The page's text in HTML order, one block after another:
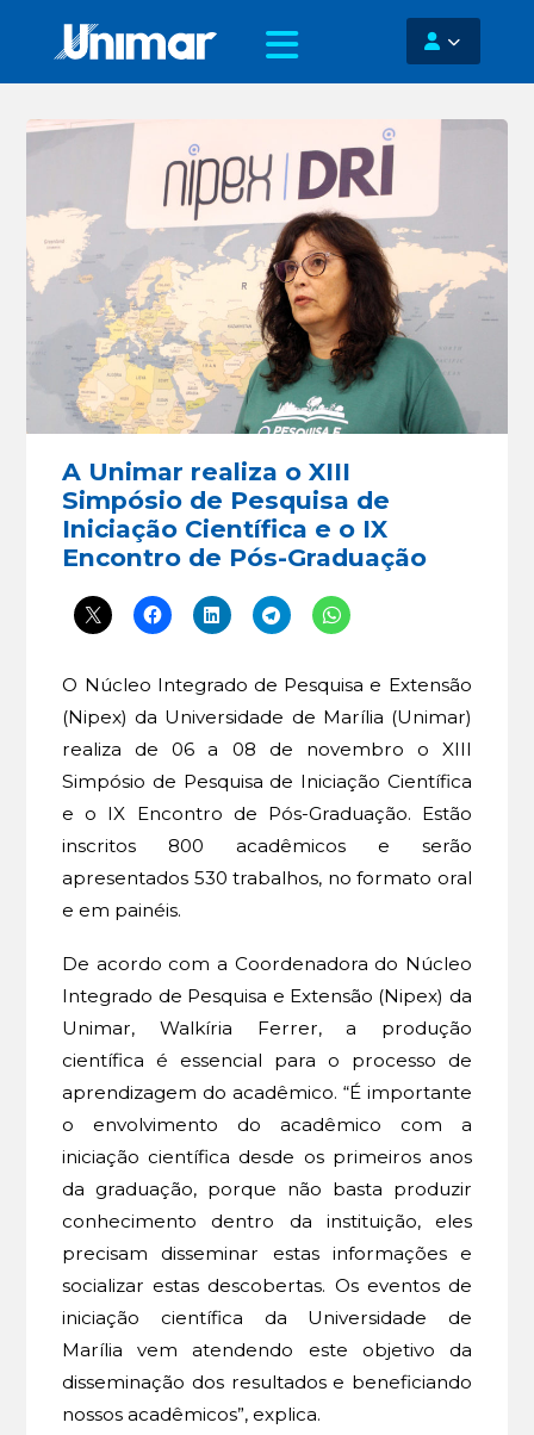
A Unimar realiza o XIII
Simpósio de Pesquisa de
Iniciação Científica e o IX
Encontro de Pós-Graduação
O Núcleo Integrado de Pesquisa e Extensão
(Nipex) da Universidade de Marília (Unimar)
realiza de 06 a 08 de novembro o XIII
Simpósio de Pesquisa de Iniciação Científica
e o IX Encontro de Pós-Graduação. Estão
inscritos 800 acadêmicos e serão
apresentados 530 trabalhos, no formato oral
e em painéis.
De acordo com a Coordenadora do Núcleo
Integrado de Pesquisa e Extensão (Nipex) da
Unimar, Walkíria Ferrer, a produção
científica é essencial para o processo de
aprendizagem do acadêmico. “É importante
o envolvimento do acadêmico com a
iniciação científica desde os primeiros anos
da graduação, porque não basta produzir
conhecimento dentro da instituição, eles
precisam disseminar estas informações e
socializar estas descobertas. Os eventos de
iniciação científica da Universidade de
Marília vem atendendo este objetivo da
disseminação dos resultados e beneficiando
nossos acadêmicos”, explica.